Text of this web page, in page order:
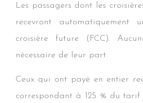
Les passagers dont les
recevront automatiquement
croisière future (FCC).
nécessaire de leur part.
Ceux qui ont payé en entier
correspondant à 125 % du tarif